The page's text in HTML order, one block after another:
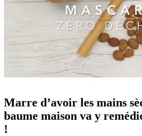
Marre d’avoir les mains
baume maison va y
!